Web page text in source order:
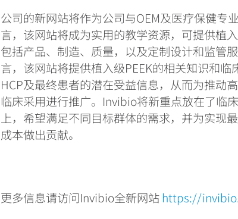
公司的新网站将作为公司与OEM及医疗保健专
言，该网站将成为实用的教学资源，可提供植
包括产品、制造、质量，以及定制设计和监管
言，该网站将提供植入级PEEK的相关知识和
HCP及最终患者的潜在受益信息，从而为推动
临床采用进行推广。Invibio将新重点放在了临
上，希望满足不同目标群体的需求，并为实现
成本做出贡献。
更多信息请访问Invibio全新网站https://